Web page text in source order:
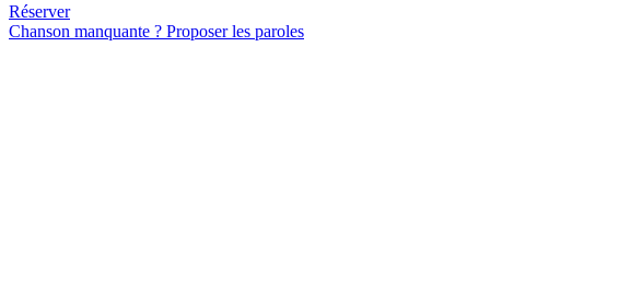
Réserver
Chanson manquante ? Proposer les paroles